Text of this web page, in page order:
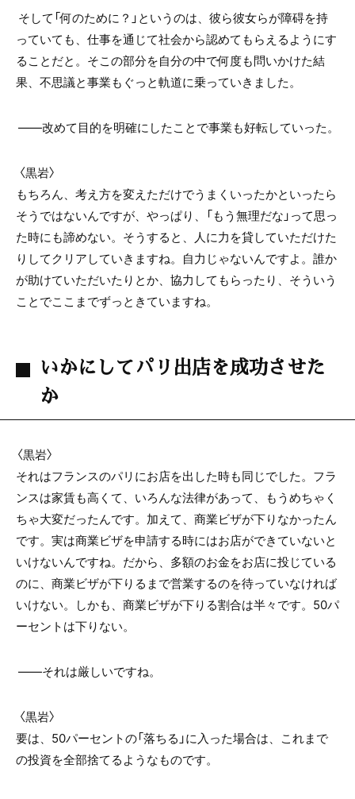
そして「何のために？」というのは、彼ら彼女らが障碍を持
っていても、仕事を通じて社会から認めてもらえるようにす
ることだと。そこの部分を自分の中で何度も問いかけた結
果、不思議と事業もぐっと軌道に乗っていきました。
――改めて目的を明確にしたことで事業も好転していった。
〈黒岩〉
もちろん、考え方を変えただけでうまくいったかといったら
そうではないんですが、やっぱり、「もう無理だな」って思っ
た時にも諦めない。そうすると、人に力を貸していただけた
りしてクリアしていきますね。自力じゃないんですよ。誰か
が助けていただいたりとか、協力してもらったり、そういう
ことでここまでずっときていますね。
いかにしてパリ出店を成功させた
か
〈黒岩〉
それはフランスのパリにお店を出した時も同じでした。フラ
ンスは家賃も高くて、いろんな法律があって、もうめちゃく
ちゃ大変だったんです。加えて、商業ビザが下りなかったん
です。実は商業ビザを申請する時にはお店ができていないと
いけないんですね。だから、多額のお金をお店に投じている
のに、商業ビザが下りるまで営業するのを待っていなければ
いけない。しかも、商業ビザが下りる割合は半々です。50パ
ーセントは下りない。
――それは厳しいですね。
〈黒岩〉
要は、50パーセントの「落ちる」に入った場合は、これまで
の投資を全部捨てるようなものです。